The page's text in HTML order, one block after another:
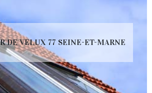
DE VELUX 77 SEINE-ET-MARNE